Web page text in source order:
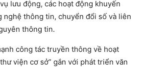
lưu động, các hoạt động khuyến
nghệ thông tin, chuyển đổi số và liên
thông tin.
công tác truyền thông về hoạt
viện cơ sở” gắn với phát triển văn